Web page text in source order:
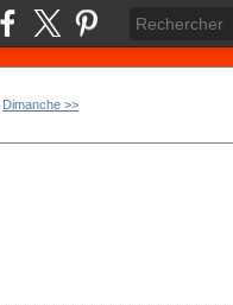
Dimanche >>